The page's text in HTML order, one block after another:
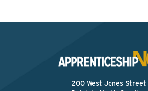
200 West Jones Street